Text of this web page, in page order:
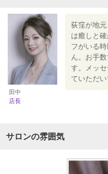
田中
店長
荻窪が地
は癒しと
フがいる
ん。お手
す。メッ
ていただ
サロンの雰囲気